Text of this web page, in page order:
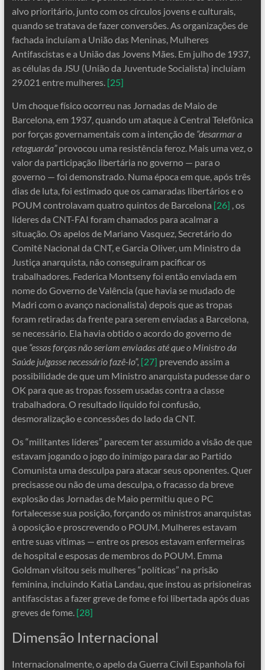
alvo prioritário, junto com os círculos jovens e culturais,
quando se tratava de fazer conversões. As organizações de
fachada incluíam a União das Meninas, Mulheres
Antifascistas e a União das Jovens Mães. Em julho de 1937,
as células da JSU (União da Juventude Socialista) incluíam
29.021 entre mulheres. [25]
Um choque físico ocorreu nas Jornadas de Maio de
Barcelona, ​​em 1937, quando um ataque à Central Telefônica
por forças governamentais com a intenção de “desarmar a
retaguarda”provocou uma resistência feroz. Mais uma vez, o
valor da participação libertária no governo — para o
governo — foi demonstrado. Numa época em que, após três
dias de luta, foi estimado que os camaradas libertários e o
POUM controlavam quatro quintos de Barcelona [26] , os
líderes da CNT-FAI foram chamados para acalmar a
situação. Os apelos de Mariano Vasquez, Secretário do
Comitê Nacional da CNT, e Garcia Oliver, um Ministro da
Justiça anarquista, não conseguiram pacificar os
trabalhadores. Federica Montseny foi então enviada em
nome do Governo de Valência (que havia se mudado de
Madri com o avanço nacionalista) depois que as tropas
foram retiradas da frente para serem enviadas a Barcelona, ​​
se necessário. Ela havia obtido o acordo do governo de
que “essas forças não seriam enviadas até que o Ministro da
Saúde julgasse necessário fazê-lo”, [27] prevendo assim a
possibilidade de que um Ministro anarquista pudesse dar o
OK para que as tropas fossem usadas contra a classe
trabalhadora. O resultado líquido foi confusão,
desmoralização e concessões do lado da CNT.
Os “militantes líderes” parecem ter assumido a visão de que
estavam jogando o jogo do inimigo para dar ao Partido
Comunista uma desculpa para atacar seus oponentes. Quer
precisasse ou não de uma desculpa, o fracasso da breve
explosão das Jornadas de Maio permitiu que o PC
fortalecesse sua posição, forçando os ministros anarquistas
à oposição e proscrevendo o POUM. Mulheres estavam
entre suas vítimas — entre os presos estavam enfermeiras
de hospital e esposas de membros do POUM. Emma
Goldman visitou seis mulheres “políticas” na prisão
feminina, incluindo Katia Landau, que instou as prisioneiras
antifascistas a fazer greve de fome e foi libertada após duas
greves de fome. [28]
Dimensão Internacional
Internacionalmente, o apelo da Guerra Civil Espanhola foi